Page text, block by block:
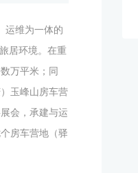
运维为一体的
居环境。在重
万平米；同
玉峰山房车营
会，承建与运
房车营地（驿